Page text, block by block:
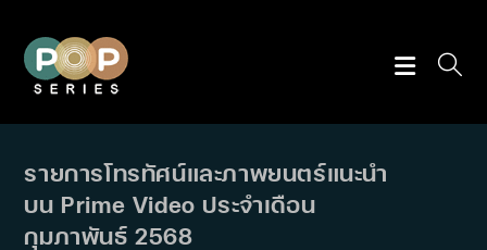
content
รายการโทรทัศน์และภาพยนตร์แนะนำ
บน Prime Video ประจำเดือน
กุมภาพันธ์ 2568